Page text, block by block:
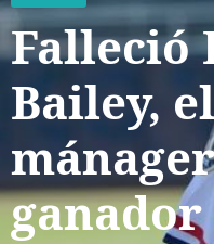
Falleció
Bailey,
ganador